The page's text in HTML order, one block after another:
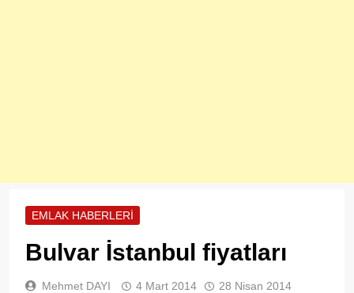
EMLAK HABERLERI
Bulvar İstanbul fiyatları
Mehmet DAYI 4 Mart 2014
28 Nisan 2014